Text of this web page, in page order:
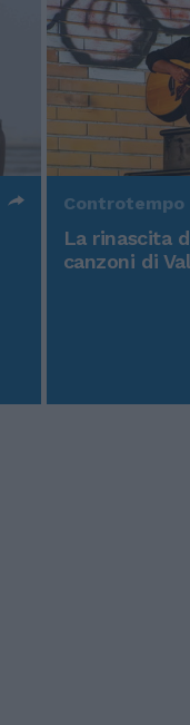
Controtempo
La rinascita
canzoni di